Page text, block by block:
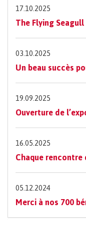
17.10.2025
The Flying
03.10.2025
Un beau succès
19.09.2025
Ouverture de
16.05.2025
Chaque
05.12.2024
Merci à nos 700